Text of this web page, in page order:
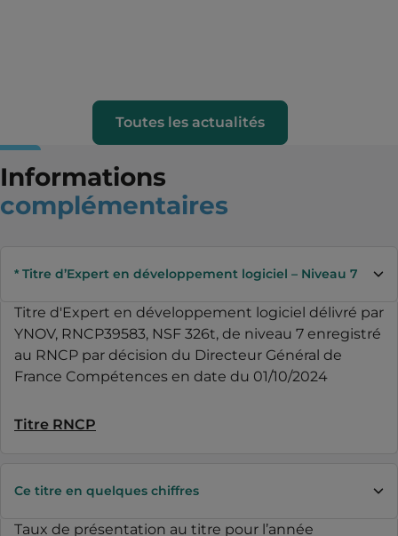
Toutes les actualités
Informations
complémentaires
* Titre d’Expert en développement logiciel – Niveau 7
Titre d'Expert en développement logiciel délivré par
YNOV, RNCP39583, NSF 326t, de niveau 7 enregistré
au RNCP par décision du Directeur Général de
France Compétences en date du 01/10/2024
Titre RNCP
Ce titre en quelques chiffres
Taux de présentation au titre pour l’année